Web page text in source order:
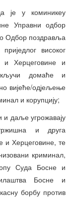
је у коминикеу
Управни одбор
Одбор поздравља
високог
и Херцеговине и
домаће и
вијеће/одјељење
и корупцију;
и даље угрожавају
и друга
и Херцеговине, те
криминал,
Суда Босне и
Босне и
борбу против